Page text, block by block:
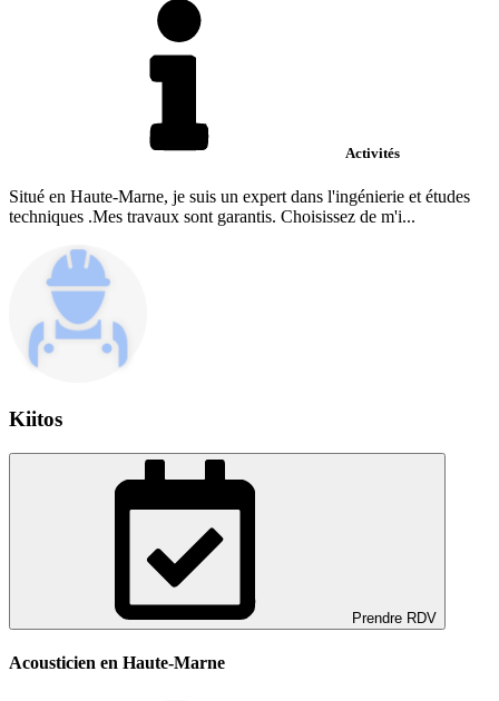
Activités
Situé en Haute-Marne, je suis un expert dans l'ingénierie et études
techniques .Mes travaux sont garantis. Choisissez de m'i...
Kiitos
Prendre RDV
Acousticien en Haute-Marne